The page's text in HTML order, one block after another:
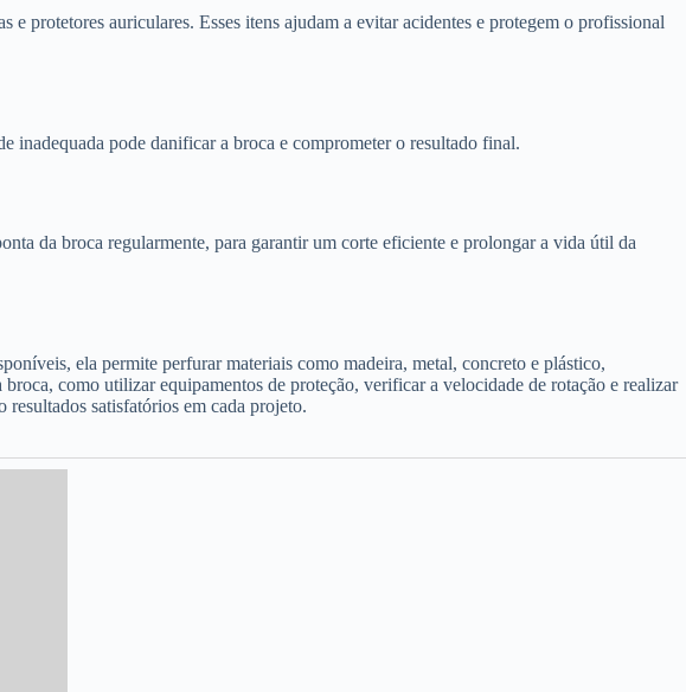
protetores auriculares. Esses itens ajudam a evitar acidentes e protegem o profissional
inadequada pode danificar a broca e comprometer o resultado final.
da broca regularmente, para garantir um corte eficiente e prolongar a vida útil da
ela permite perfurar materiais como madeira, metal, concreto e plástico,
como utilizar equipamentos de proteção, verificar a velocidade de rotação e realizar
resultados satisfatórios em cada projeto.